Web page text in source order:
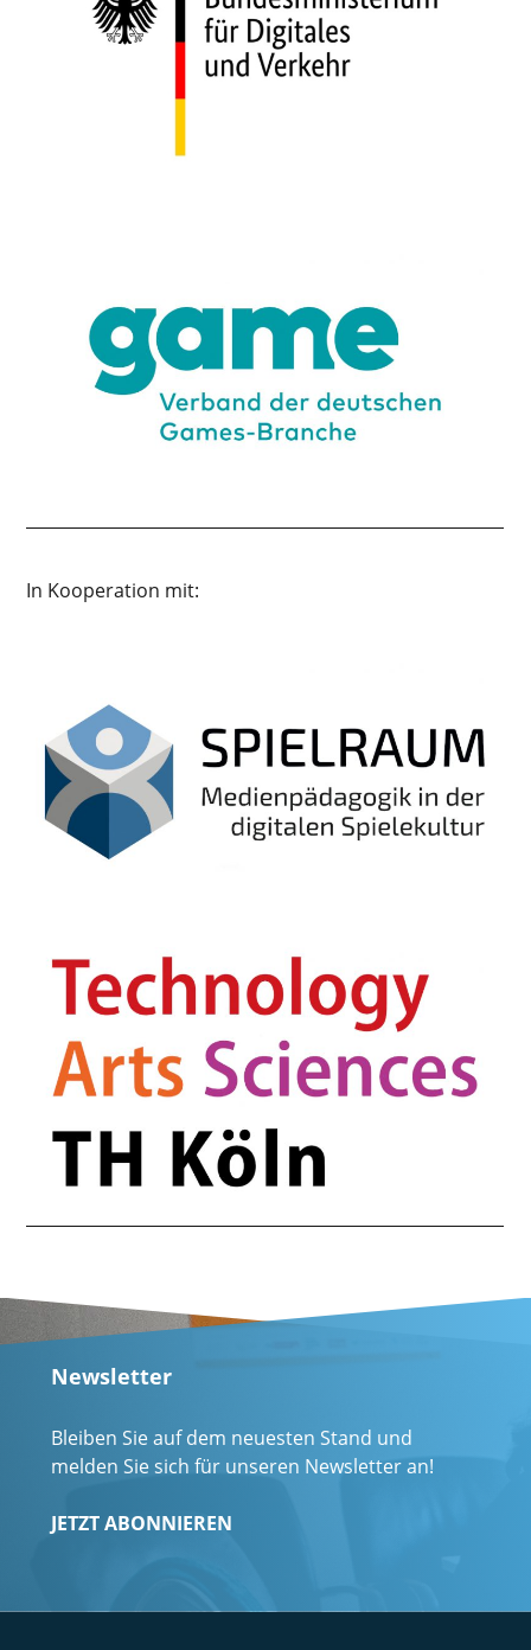
In Kooperation mit:
Newsletter
Bleiben Sie auf dem neuesten Stand und
melden Sie sich für unseren Newsletter an!
JETZT ABONNIEREN